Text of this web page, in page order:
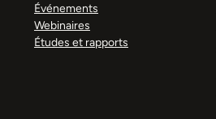
Événements
Webinaires
Études et rapports